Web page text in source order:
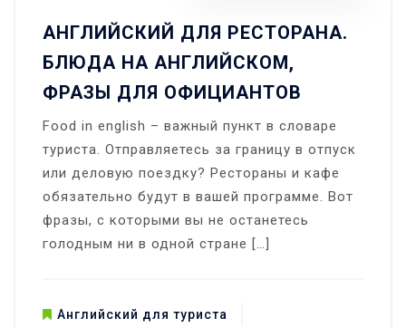
АНГЛИЙСКИЙ ДЛЯ РЕСТОРАНА.
БЛЮДА НА АНГЛИЙСКОМ,
ФРАЗЫ ДЛЯ ОФИЦИАНТОВ
Food in english – важный пункт в словаре
туриста. Отправляетесь за границу в отпуск
или деловую поездку? Рестораны и кафе
обязательно будут в вашей программе. Вот
фразы, с которыми вы не останетесь
голодным ни в одной стране […]
Английский для туриста